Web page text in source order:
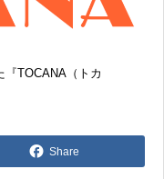
『TOCANA（トカ
Share